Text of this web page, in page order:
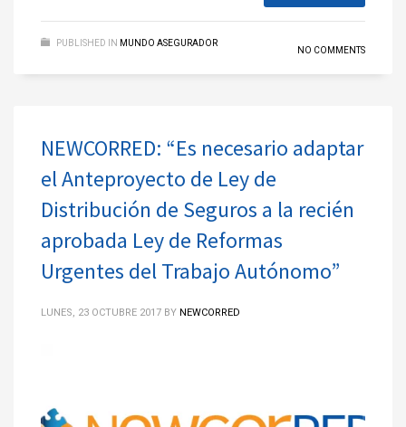
PUBLISHED IN MUNDO ASEGURADOR
NO COMMENTS
NEWCORRED: “Es necesario adaptar
el Anteproyecto de Ley de
Distribución de Seguros a la recién
aprobada Ley de Reformas
Urgentes del Trabajo Autónomo”
LUNES, 23 OCTUBRE 2017 BY NEWCORRED